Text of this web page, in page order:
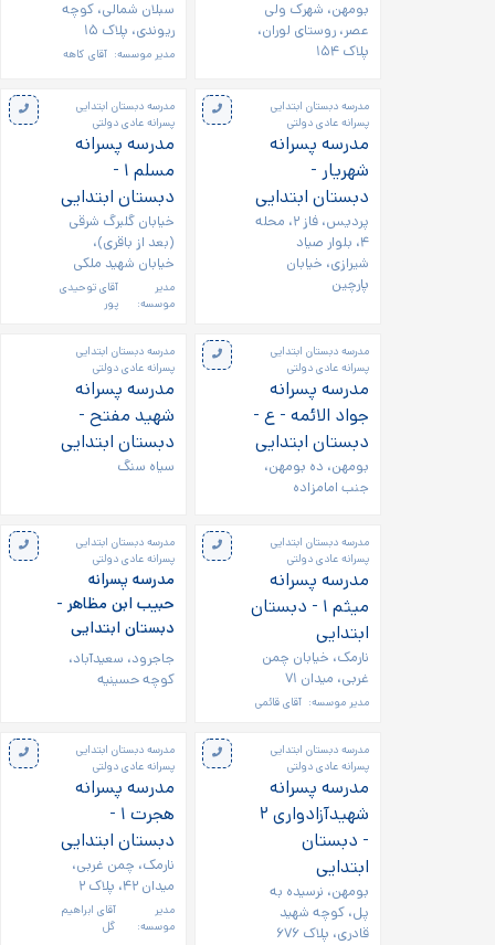
بومهن، شهرک ولی
عصر، روستای لوران،
پلاک ۱۵۴
سبلان شمالی، کوچه
ریوندی، پلاک ۱۵
مدیر موسسه: آقای کاهه
مدرسه دبستان ابتدایی
پسرانه عادی دولتی
مدرسه پسرانه
شهریار -
دبستان ابتدایی
پردیس، فاز ۲، محله
۴، بلوار صیاد
شیرازی، خیابان
پارچین
مدرسه دبستان ابتدایی
پسرانه عادی دولتی
مدرسه پسرانه
مسلم ۱ -
دبستان ابتدایی
خیابان گلبرگ شرقی
(بعد از باقری)،
خیابان شهید ملكی
مدیر
موسسه:
آقای توحیدی
پور
مدرسه دبستان ابتدایی
پسرانه عادی دولتی
مدرسه پسرانه
جواد الائمه - ع -
دبستان ابتدایی
بومهن، ده بومهن،
جنب امامزاده
مدرسه دبستان ابتدایی
پسرانه عادی دولتی
مدرسه پسرانه
شهید مفتح -
دبستان ابتدایی
سیاه سنگ
مدرسه دبستان ابتدایی
پسرانه عادی دولتی
مدرسه پسرانه
میثم ۱ - دبستان
ابتدایی
نارمک، خیابان چمن
غربی، میدان ۷۱
مدیر موسسه: آقای قائمی
مدرسه دبستان ابتدایی
پسرانه عادی دولتی
مدرسه پسرانه
حبیب ابن مظاهر -
دبستان ابتدایی
جاجرود، سعیدآباد،
کوچه حسینیه
مدرسه دبستان ابتدایی
پسرانه عادی دولتی
مدرسه پسرانه
شهیدآزادواری ۲
- دبستان
ابتدایی
بومهن، نرسیده به
پل، کوچه شهید
قادری، پلاک ۶۷۶
مدرسه دبستان ابتدایی
پسرانه عادی دولتی
مدرسه پسرانه
هجرت ۱ -
دبستان ابتدایی
نارمک، چمن غربی،
میدان ۴۲، پلاک ۲
مدیر
موسسه:
آقای ابراهیم
گل